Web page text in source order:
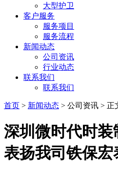
大型护卫
客户服务
服务项目
服务流程
新闻动态
公司资讯
行业动态
联系我们
联系我们
首页 > 新闻动态 > 公司资讯 > 正
深圳微时代时
表扬我司铁保宏